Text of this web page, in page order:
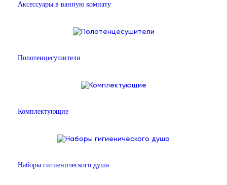
Аксессуары в ванную комнату
Полотенцесушители
Комплектующие
Наборы гигиенического душа